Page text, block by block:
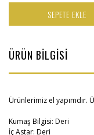
SEPETE EKLE
ÜRÜN BİLGİSİ
Ürünlerimiz el yapımdır.
Kumaş Bilgisi: Deri
İç Astar: Deri